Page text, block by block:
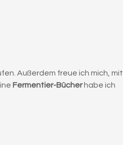
Außerdem freue ich mich, mit
Fermentier-Bücher habe ich